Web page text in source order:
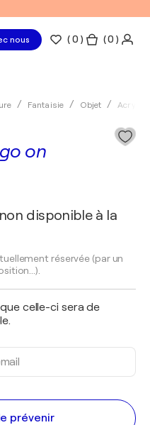
nous (0 ) ( 0 )
Fantaisie Objet
on
disponible à la
réservée (par un
celle-ci sera de
prévenir